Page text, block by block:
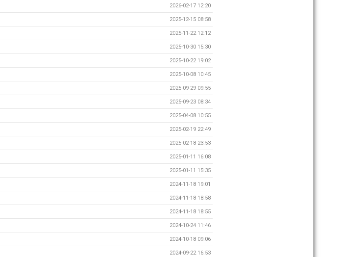
2026-02-17 12:20
2025-12-15 08:58
2025-11-22 12:12
2025-10-30 15:30
2025-10-22 19:02
2025-10-08 10:45
2025-09-29 09:55
2025-09-23 08:34
2025-04-08 10:55
2025-02-19 22:49
2025-02-18 23:53
2025-01-11 16:08
2025-01-11 15:35
2024-11-18 19:01
2024-11-18 18:58
2024-11-18 18:55
2024-10-24 11:46
2024-10-18 09:06
2024-09-22 16:53